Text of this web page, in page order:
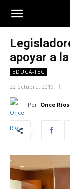
apoyar a
EDUCA-TEC
22 octubre, 2019
Por: Once Ríos